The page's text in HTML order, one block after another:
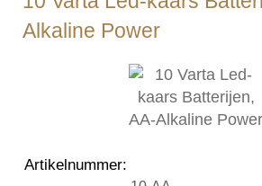
Alkaline Power
Artikelnummer: